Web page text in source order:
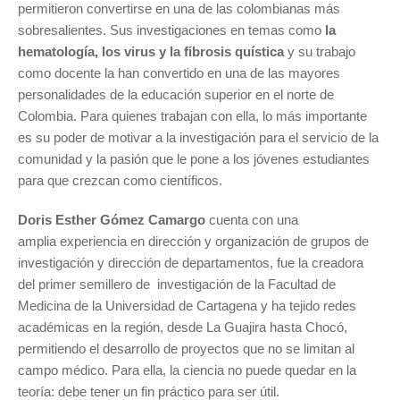
permitieron convertirse en una de las colombianas más
sobresalientes. Sus investigaciones en temas como la
hematología, los virus y la fibrosis quística y su trabajo
como docente la han convertido en una de las mayores
personalidades de la educación superior en el norte de
Colombia. Para quienes trabajan con ella, lo más importante
es su poder de motivar a la investigación para el servicio de la
comunidad y la pasión que le pone a los jóvenes estudiantes
para que crezcan como científicos.
Doris Esther Gómez Camargo cuenta con una
amplia experiencia en dirección y organización de grupos de
investigación y dirección de departamentos, fue la creadora
del primer semillero de investigación de la Facultad de
Medicina de la Universidad de Cartagena y ha tejido redes
académicas en la región, desde La Guajira hasta Chocó,
permitiendo el desarrollo de proyectos que no se limitan al
campo médico. Para ella, la ciencia no puede quedar en la
teoría: debe tener un fin práctico para ser útil.